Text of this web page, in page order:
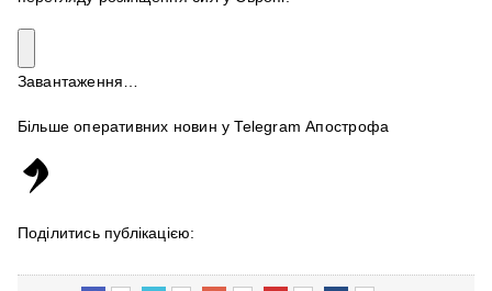
Завантаження…
Більше оперативних новин у Telegram Апострофа
Поділитись публікацією: